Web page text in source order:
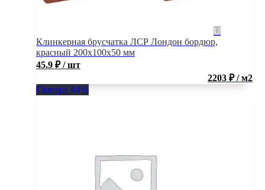
Клинкерная брусчатка ЛСР Лондон бордюр,
красный 200x100x50 мм
45.9 ₽ / шт
2203 ₽ / м2
Скидка 44%